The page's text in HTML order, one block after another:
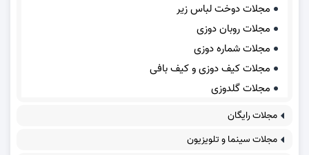
مجلات دوخت لباس زیر
مجلات روبان دوزی
مجلات شماره دوزی
مجلات کیف دوزی و کیف بافی
مجلات گلدوزی
مجلات رایگان
مجلات سینما و تلویزیون